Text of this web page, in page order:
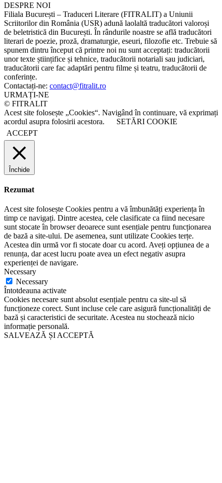
DESPRE NOI
Filiala București – Traduceri Literare (FITRALIT) a Uniunii
Scriitorilor din România (USR) adună laolaltă traducători valoroși
de beletristică din București. În rândurile noastre se află traducători
literari de poezie, proză, dramaturgie, eseuri, filozofie etc. Trebuie să
spunem dintru început că printre noi nu sunt acceptați: traducătorii
unor texte științifice și tehnice, traducătorii notariali sau judiciari,
traducătorii care fac adaptări pentru filme și teatru, traducătorii de
conferințe.
Contactați-ne: contact@fitralit.ro
URMAȚI-NE
© FITRALIT
Acest site folosește „Cookies“. Navigând în continuare, vă exprimați
acordul asupra folosirii acestora.
SETĂRI COOKIE
ACCEPT
Închide
Rezumat
Acest site folosește Cookies pentru a vă îmbunătăți experiența în
timp ce navigați. Dintre acestea, cele clasificate ca fiind necesare
sunt stocate în browser deoarece sunt esențiale pentru funcționarea
de bază a site-ului. De asemenea, sunt utilizate Cookies terțe.
Acestea din urmă vor fi stocate doar cu acord. Aveți opțiunea de a
renunța, dar acest lucru poate avea un efect negativ asupra
experienței de navigare.
Necessary
Necessary
Întotdeauna activate
Cookies necesare sunt absolut esențiale pentru ca site-ul să
funcționeze corect. Sunt incluse cele care asigură funcționalități de
bază și caracteristici de securitate. Acestea nu stochează nicio
informație personală.
SALVEAZĂ ȘI ACCEPTĂ